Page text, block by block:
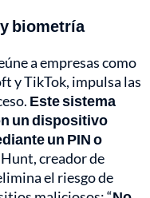
biometría
a empresas como
y TikTok, impulsa las
Este sistema
un dispositivo
un PIN o
creador de
el riesgo de